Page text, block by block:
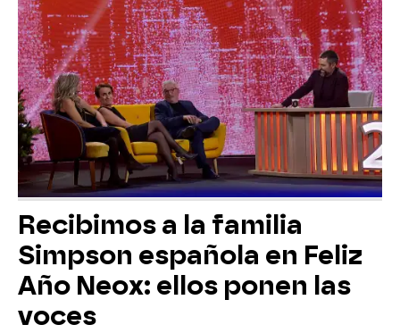
Recibimos a la familia
Simpson española en Feliz
Año Neox: ellos ponen las
voces